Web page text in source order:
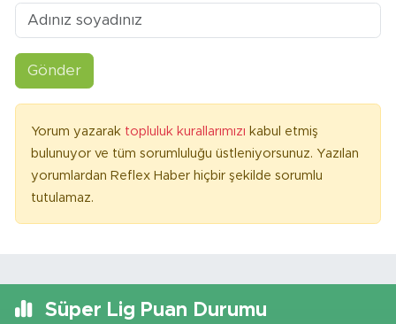
Gönder
Yorum yazarak topluluk kurallarımızı kabul etmiş
bulunuyor ve tüm sorumluluğu üstleniyorsunuz. Yazılan
yorumlardan Reflex Haber hiçbir şekilde sorumlu
tutulamaz.
Süper Lig Puan Durumu